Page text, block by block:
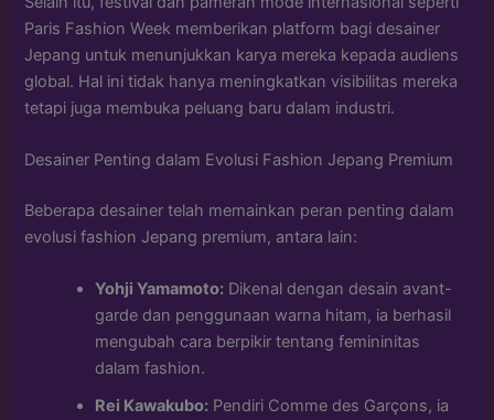
Paris Fashion Week memberikan platform bagi desainer
Jepang untuk menunjukkan karya mereka kepada audiens
global. Hal ini tidak hanya meningkatkan visibilitas mereka
tetapi juga membuka peluang baru dalam industri.
Desainer Penting dalam Evolusi Fashion Jepang Premium
Beberapa desainer telah memainkan peran penting dalam
evolusi fashion Jepang premium, antara lain:
Yohji Yamamoto: Dikenal dengan desain avant-
garde dan penggunaan warna hitam, ia berhasil
mengubah cara berpikir tentang femininitas
dalam fashion.
Rei Kawakubo: Pendiri Comme des Garçons, ia